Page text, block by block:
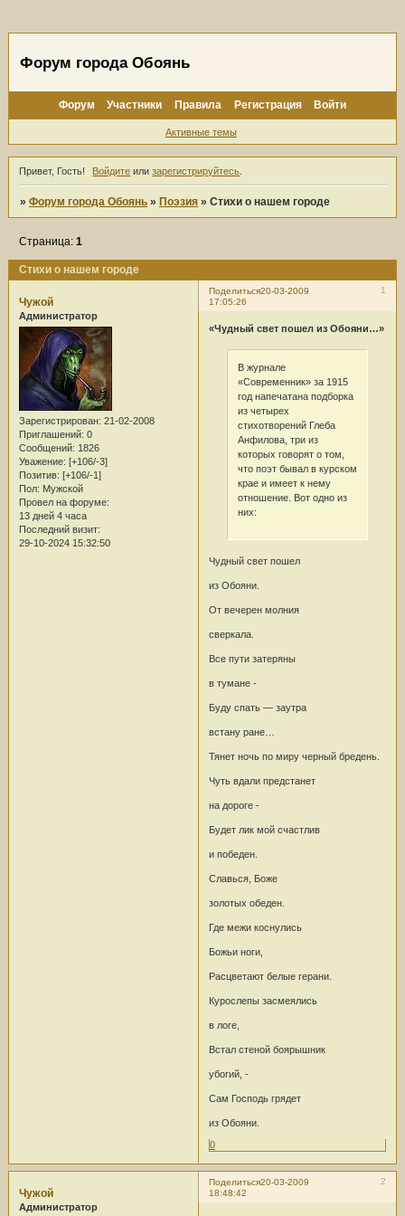
Форум города Обоянь
Форум Участники Правила Регистрация Войти
Активные темы
Привет, Гость! Войдите илизарегистрируйтесь
»Форум города Обоянь » Поэзия »Стихи о нашем городе
Стихи о нашем городе
Страница:1
Поделиться 1
20-03-2009
17:05:26
Чужой
Администратор
Зарегистрирован: 21-02-2008
Приглашений: 0
Сообщений: 1826
Уважение: [+106/-3]
Позитив: [+106/-1]
Пол: Мужской
Провел на форуме:
13 дней 4 часа
Последний визит:
29-10-2024 15:32:50
«Чудный свет пошел из Обояни…»
В журнале
«Современник» за 1915
год напечатана подборка
из четырех
стихотворений Глеба
Анфилова, три из
которых говорят о том,
что поэт бывал в курском
крае и имеет к нему
отношение. Вот одно из
них:
Чудный свет пошел
из Обояни.
От вечерен молния
сверкала.
Все пути затеряны
в тумане -
Буду спать — заутра
встану ране…
Тянет ночь по миру черный бредень.
Чуть вдали предстанет
на дороге -
Будет лик мой счастлив
и победен.
Славься, Боже
золотых обеден.
Где межи коснулись
Божьи ноги,
Расцветают белые герани.
Курослепы засмеялись
в логе,
Встал стеной боярышник
убогий, -
Сам Господь грядет
из Обояни.
0
Поделиться 2
20-03-2009
18:48:42
Чужой
Администратор